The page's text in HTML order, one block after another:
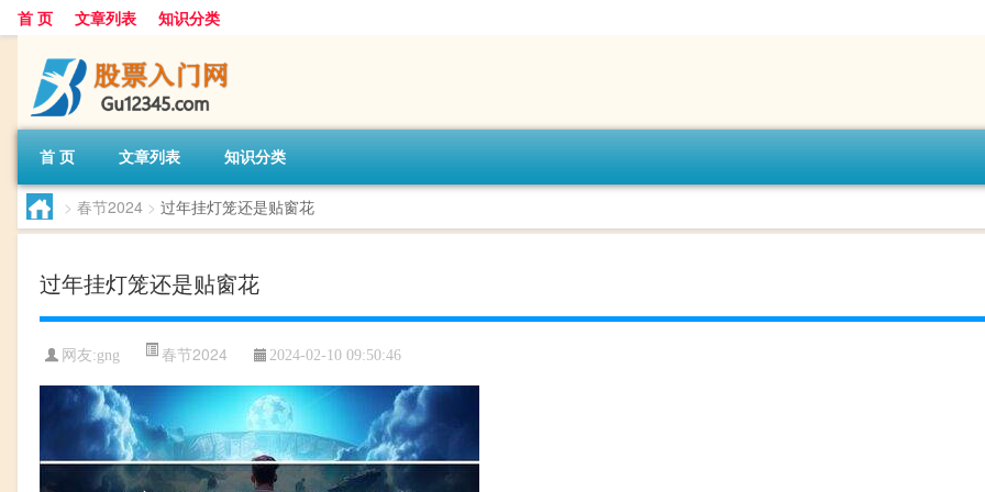
首 页 文章列表 知识分类
首 页 文章列表 知识分类
> 春节2024 > 过年挂灯笼还是贴窗花
过年挂灯笼还是贴窗花
网友:gng 春节2024 2024-02-10 09:50:46